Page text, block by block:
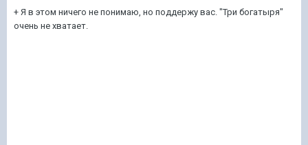
+ Я в этом ничего не понимаю, но поддержу вас. "Три богатыря"
очень не хватает.